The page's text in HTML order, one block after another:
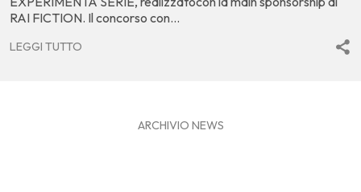
RAI FICTION. Il concorso con...
LEGGI TUTTO
ARCHIVIO NEWS